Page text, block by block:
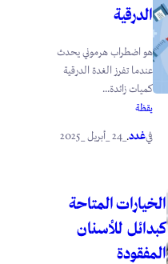
الدرقية
هو اضطراب هرموني يحدث
عندما تفرز الغدة الدرقية
كميات زائدة...
يقظة
فيغدد.
الخيارات المتاحة
كبدائل للأسنان
المفقودة